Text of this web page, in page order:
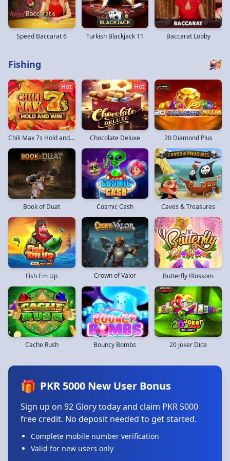
Speed Baccarat 6 Turkish Blackjack 11 Baccarat Lobby
Fishing
Chili Max 7s Hold and Win
Hot
Chocolate Deluxe
Hot
20 Diamond Plus
Book of Duat Cosmic Cash Caves & Treasures
Fish Em Up Crown of Valor Butterfly Blossom
Cache Rush Bouncy Bombs 20 Joker Dice
🎁 PKR 5000 New User Bonus
Sign up on 92 Glory today and claim PKR 5000
free credit. No deposit needed to get started.
Complete mobile number verification
Valid for new users only